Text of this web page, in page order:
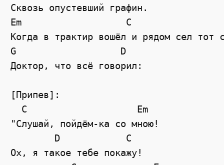
Сквозь опустевший графин.
Em                   C
Когда в трактир вошёл и рядом сел тот
G                   D
Доктор, что всё говорил:
[Припев]:
  C                    Em
"Слушай, пойдём-ка со мною!
        D            C
Ох, я такое тебе покажу!